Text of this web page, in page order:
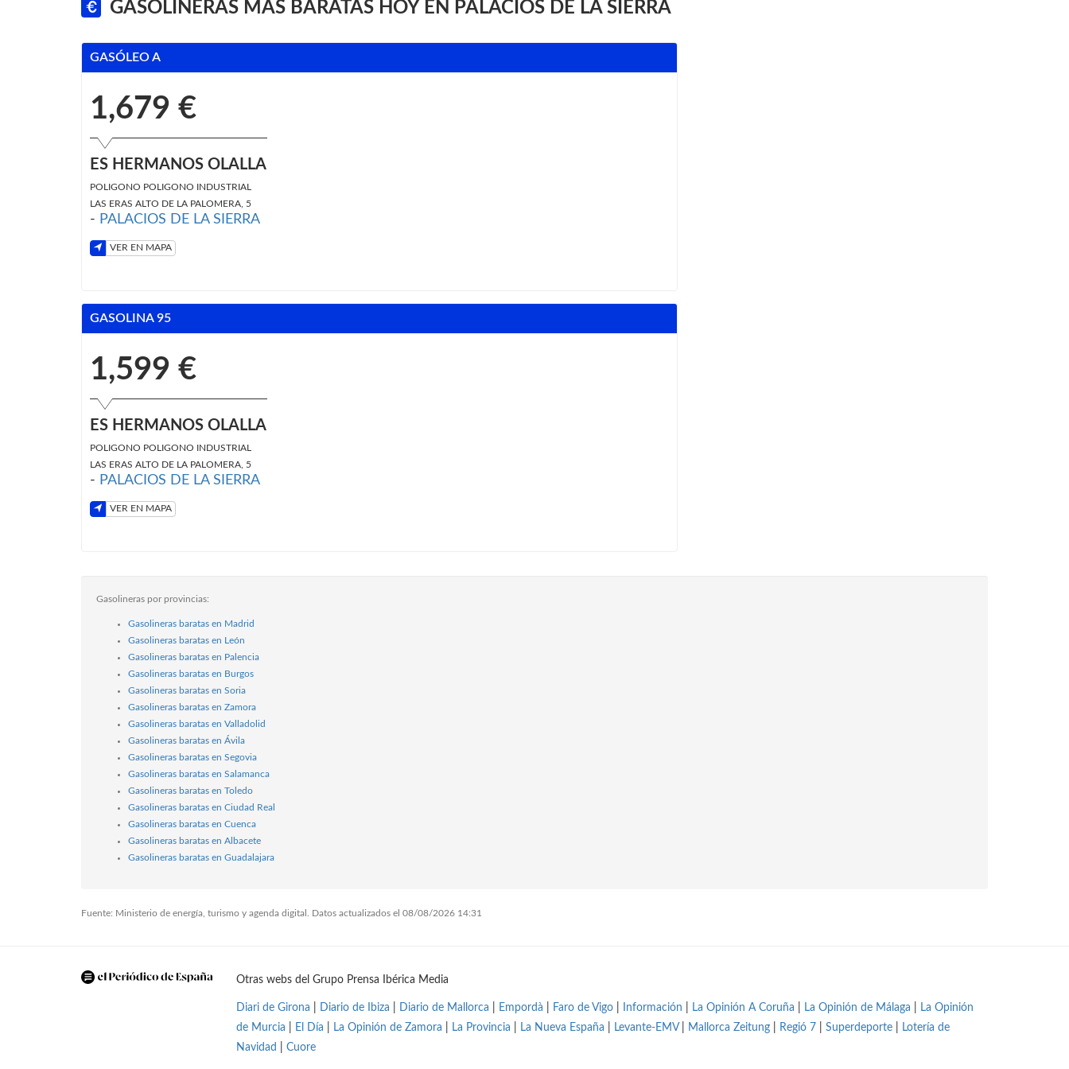
GASOLINERAS MÁS BARATAS HOY EN PALACIOS DE LA SIERRA
GASÓLEO A
1,679 €
ES HERMANOS OLALLA
POLIGONO POLIGONO INDUSTRIAL
LAS ERAS ALTO DE LA PALOMERA, 5
- PALACIOS DE LA SIERRA
VER EN MAPA
GASOLINA 95
1,599 €
ES HERMANOS OLALLA
POLIGONO POLIGONO INDUSTRIAL
LAS ERAS ALTO DE LA PALOMERA, 5
- PALACIOS DE LA SIERRA
VER EN MAPA
Gasolineras por provincias:
Gasolineras baratas en Madrid
Gasolineras baratas en León
Gasolineras baratas en Palencia
Gasolineras baratas en Burgos
Gasolineras baratas en Soria
Gasolineras baratas en Zamora
Gasolineras baratas en Valladolid
Gasolineras baratas en Ávila
Gasolineras baratas en Segovia
Gasolineras baratas en Salamanca
Gasolineras baratas en Toledo
Gasolineras baratas en Ciudad Real
Gasolineras baratas en Cuenca
Gasolineras baratas en Albacete
Gasolineras baratas en Guadalajara
Fuente: Ministerio de energía, turismo y agenda digital. Datos actualizados el 08/08/2026 14:31
Otras webs del Grupo Prensa Ibérica Media
Diari de Girona Diario de Ibiza Diario de Mallorca Empordà Faro de Vigo Información La Opinión A Coruña La Opinión de Málaga
La Opinión
de Murcia
El Día La Opinión de Zamora La Provincia La Nueva España Levante-EMV| Mallorca Zeitung Regió 7 Superdeporte
Lotería de
Navidad
Cuore